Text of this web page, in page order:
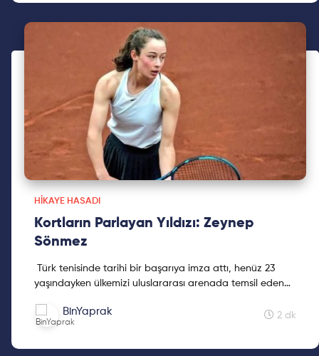
HIKAYE HASADI
Kortların Parlayan Yıldızı: Zeynep
Sönmez
Türk tenisinde tarihi bir başarıya imza attı, henüz 23
yaşındayken ülkemizi uluslararası arenada temsil eden
alanında milli sporcumuz, milli gururumuz.
BinYaprak 2 dk